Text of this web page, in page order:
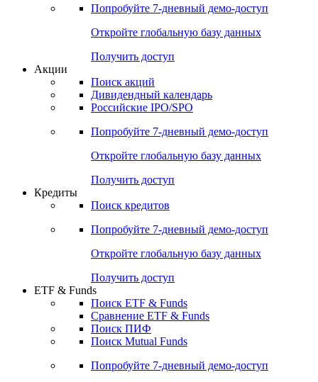
Попробуйте 7-дневный демо-доступ
Откройте глобальную базу данных
Получить доступ
Акции
Поиск акций
Дивидендный календарь
Российские IPO/SPO
Попробуйте 7-дневный демо-доступ
Откройте глобальную базу данных
Получить доступ
Кредиты
Поиск кредитов
Попробуйте 7-дневный демо-доступ
Откройте глобальную базу данных
Получить доступ
ETF & Funds
Поиск ETF & Funds
Сравнение ETF & Funds
Поиск ПИФ
Поиск Mutual Funds
Попробуйте 7-дневный демо-доступ